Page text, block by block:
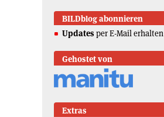
BILDblog abonnieren
Updates per E-Mail erhalten
Gehostet von
Extras